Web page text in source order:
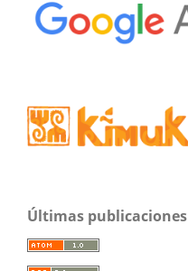
Últimas publicaciones